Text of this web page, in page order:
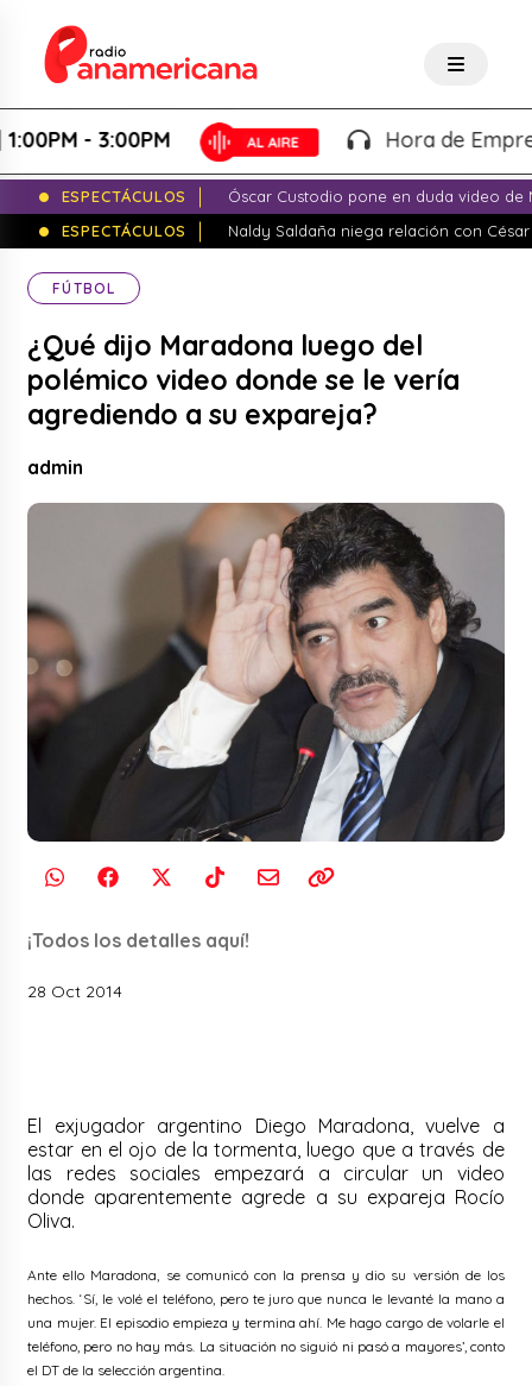
- 3:00PM Hora de
ESPECTÁCULOS
Óscar Custodio pone en duda video de
ESPECTÁCULOS
Naldy Saldaña niega relación con
FÚTBOL
¿Qué dijo Maradona luego del
polémico video donde se le vería
agrediendo a su expareja?
admin
¡Todos los detalles aquí!
28 Oct 2014
El exjugador argentino Diego Maradona, vuelve a
estar en el ojo de la tormenta, luego que a través de
las redes sociales empezará a circular un video
donde aparentemente agrede a su expareja Rocío
Oliva.
Ante ello Maradona, se comunicó con la prensa y dio su versión de los
hechos. ‘Sí, le volé el teléfono, pero te juro que nunca le levanté la mano a
una mujer. El episodio empieza y termina ahí. Me hago cargo de volarle el
teléfono, pero no hay más. La situación no siguió ni pasó a mayores’, conto
el DT de la selección argentina.